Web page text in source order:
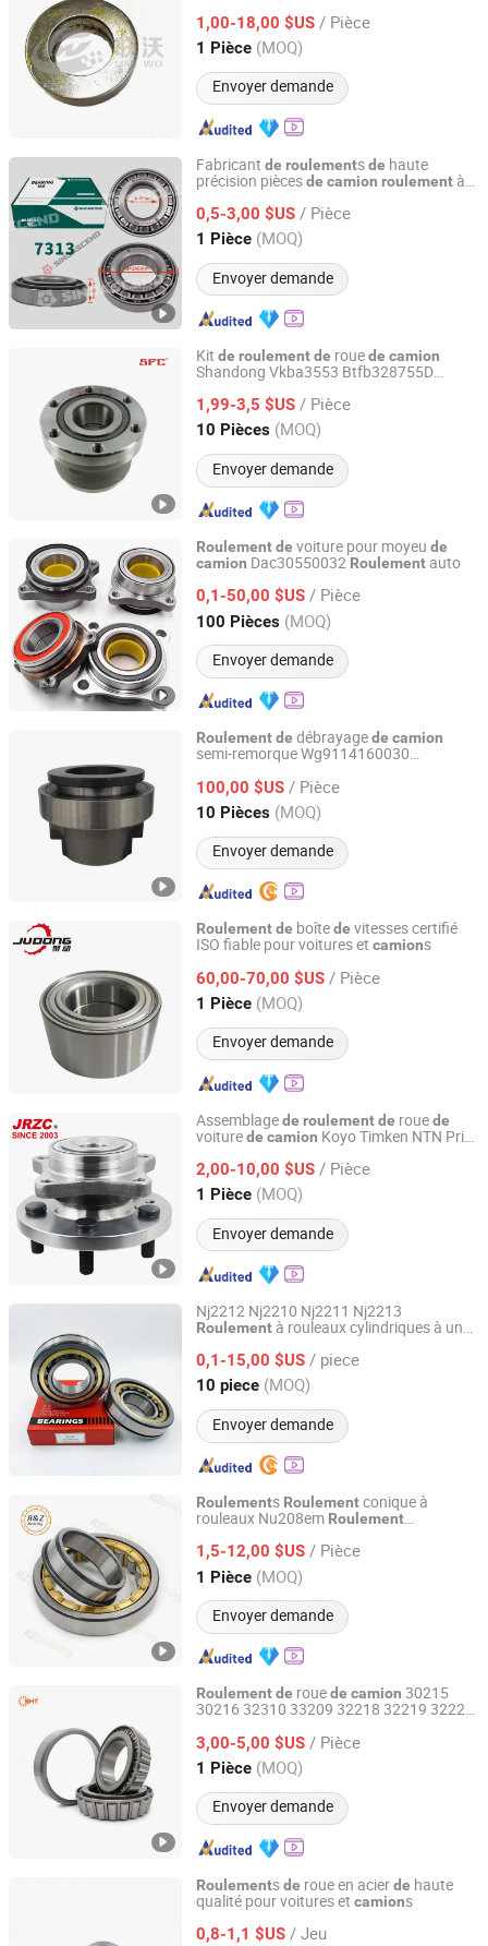
1,00-18,00 $US / Pièce
1 Pièce (MOQ)
Envoyer demande
Shandong, China Depuis 2020
Fabricant de roulementsde haute
précision piècesde camion roulement à
7313 30313
0,5-3,00 $US / Pièce
1 Pièce (MOQ)
Envoyer demande
Jinan Sinorise Import And Export Co., Ltd
Shandong, China Depuis 2024
Kit de roulementde rouede camion
Shandong Vkba3553 Btfb328755D
gros
1,99-3,5 $US / Pièce
10 Pièces (MOQ)
Envoyer demande
Shandong Beiyang International Trade Co., Ltd
Shandong, China Depuis 2024
Roulementde voiture pour moyeu de
camion Dac30550032 Roulement auto
0,1-50,00 $US / Pièce
100 Pièces (MOQ)
Envoyer demande
Shandong Shunwei Bearing Co., Ltd.
Shandong, China Depuis 2021
Roulementde débrayagede camion
semi-remorque Wg9114160030
débrayage automobile Vg9114160030
Wg2203260332
100,00 $US / Pièce
10 Pièces (MOQ)
Envoyer demande
Shandong Skf Transmission Equipment Co., Ltd.
Shandong, China Depuis 2025
Roulementde boîtede vitesses certifié
ISO fiable pour voitures et camions
60,00-70,00 $US / Pièce
1 Pièce (MOQ)
Envoyer demande
Zhejiang Judong Bearing Co., Ltd.
Zhejiang, China Depuis 2025
Assemblagede roulementde rouede
voiturede camion Koyo Timken NTN Prix
Dac356535
2,00-10,00 $US / Pièce
1 Pièce (MOQ)
Envoyer demande
Changzhou Nanyi Bearing Co., Ltd.
Liaoning, China Depuis 2025
Nj2212 Nj2210 Nj2211 Nj2213
Roulement à rouleaux cylindriques à une
vitessesde camion
0,1-15,00 $US / piece
10 piece (MOQ)
Envoyer demande
Jinan Hongzhao Industry and Trade Co., Ltd.
Shandong, China Depuis 2026
Roulements Roulementconique à
rouleaux Nu208em Roulement
pourcamions
1,5-12,00 $US / Pièce
1 Pièce (MOQ)
Envoyer demande
Jinan RuiZhuo Machinery Technology Co., ltd
Shandong, China Depuis 2021
Roulementde rouede camion 30215
30216 32310 33209 32218 32219 32220
3,00-5,00 $US / Pièce
1 Pièce (MOQ)
Envoyer demande
SHZ Bearing Manufacturing Co., Ltd.
Shandong, China Depuis 2019
Roulementsde roue en acierde haute
qualité pour voitures et camions
0,8-1,1 $US / Jeu
Huhai Bearing Manufacturing (Shandong Province) Co.,